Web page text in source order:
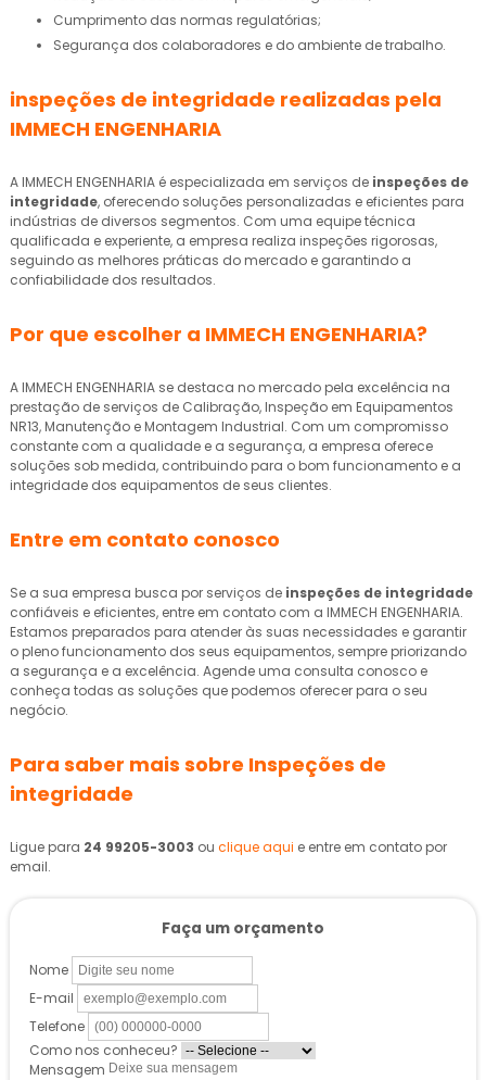
Cumprimento das normas regulatórias;
Segurança dos colaboradores e do ambiente de trabalho.
inspeções de integridade realizadas pela
IMMECH ENGENHARIA
A IMMECH ENGENHARIA é especializada em serviços de inspeções de
integridade, oferecendo soluções personalizadas e eficientes para
indústrias de diversos segmentos. Com uma equipe técnica
qualificada e experiente, a empresa realiza inspeções rigorosas,
seguindo as melhores práticas do mercado e garantindo a
confiabilidade dos resultados.
Por que escolher a IMMECH ENGENHARIA?
A IMMECH ENGENHARIA se destaca no mercado pela excelência na
prestação de serviços de Calibração, Inspeção em Equipamentos
NR13, Manutenção e Montagem Industrial. Com um compromisso
constante com a qualidade e a segurança, a empresa oferece
soluções sob medida, contribuindo para o bom funcionamento e a
integridade dos equipamentos de seus clientes.
Entre em contato conosco
Se a sua empresa busca por serviços de inspeções de integridade
confiáveis e eficientes, entre em contato com a IMMECH ENGENHARIA.
Estamos preparados para atender às suas necessidades e garantir
o pleno funcionamento dos seus equipamentos, sempre priorizando
a segurança e a excelência. Agende uma consulta conosco e
conheça todas as soluções que podemos oferecer para o seu
negócio.
Para saber mais sobre Inspeções de
integridade
Ligue para 24 99205-3003 ou clique aqui e entre em contato por
email.
Faça um orçamento
Nome
E-mail
Telefone
Como nos conheceu?
Mensagem